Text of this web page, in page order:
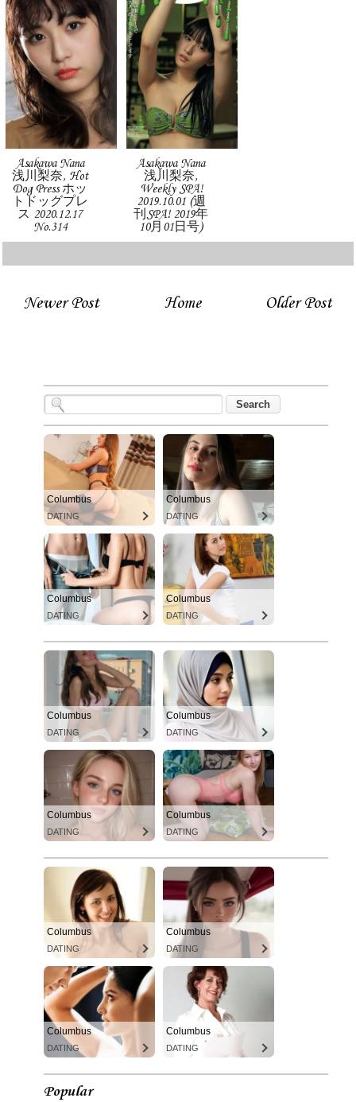
Asakawa Nana
浅川梨奈, Hot
Dog Press ホッ
トドッグプレ
ス 2020.12.17
No.314
Asakawa Nana
浅川梨奈,
Weekly SPA!
2019.10.01 (週
刊SPA! 2019年
10月01日号)
Newer Post Older Post
Home
Columbus
DATING
Columbus
DATING
Columbus
DATING
Columbus
DATING
Columbus
DATING
Columbus
DATING
Columbus
DATING
Columbus
DATING
Columbus
DATING
Columbus
DATING
Columbus
DATING
Columbus
DATING
Popular